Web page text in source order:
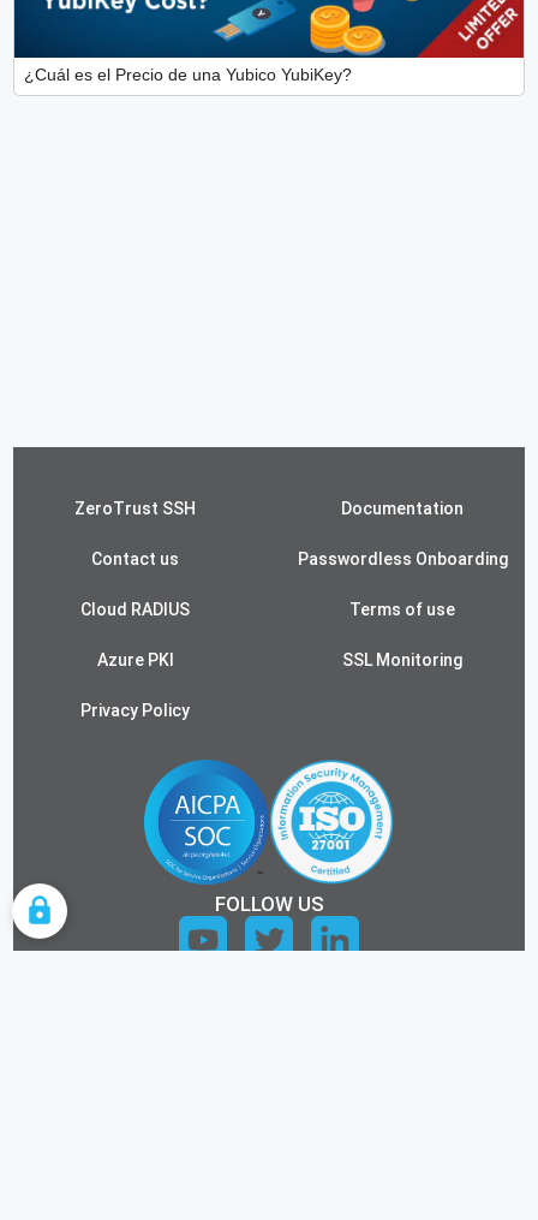
¿Cuál es el Precio de una Yubico YubiKey?
ZeroTrust SSH Documentation
Contact us Passwordless Onboarding
Cloud RADIUS Terms of use
Azure PKI SSL Monitoring
Privacy Policy
FOLLOW US
COOKIE SETTINGS